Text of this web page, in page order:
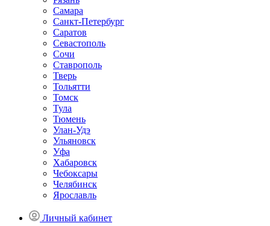
Самара
Санкт-Петербург
Саратов
Севастополь
Сочи
Ставрополь
Тверь
Тольятти
Томск
Тула
Тюмень
Улан-Удэ
Ульяновск
Уфа
Хабаровск
Чебоксары
Челябинск
Ярославль
Личный кабинет